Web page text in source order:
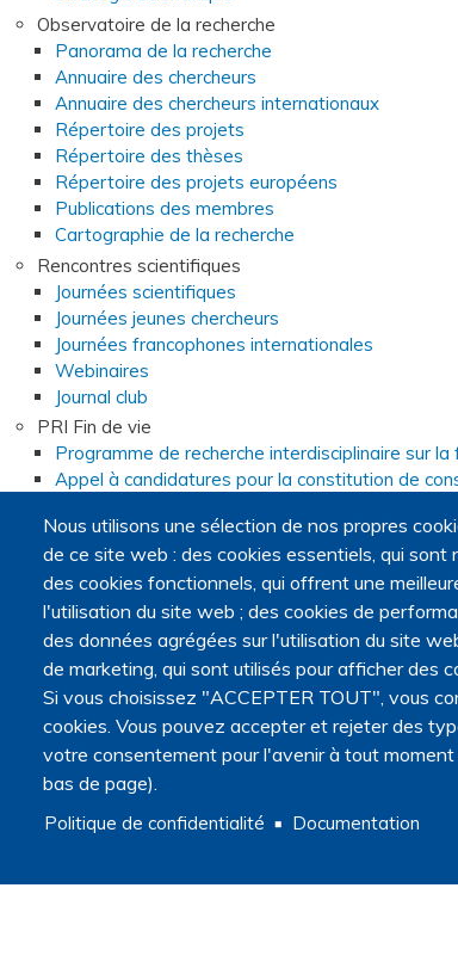
Nous utilisons une sélection de nos propres
de ce site web : des cookies essentiels, qui sont
des cookies fonctionnels, qui offrent une
l'utilisation du site web ; des cookies de
des données agrégées sur l'utilisation du site
de marketing, qui sont utilisés pour afficher des
Si vous choisissez "ACCEPTER TOUT", vous
cookies. Vous pouvez accepter et rejeter des
votre consentement pour l'avenir à tout
bas de page).
Politique de confidentialité Documentation
Observatoire de la recherche
Panorama de la recherche
Annuaire des chercheurs
Annuaire des chercheurs internationaux
Répertoire des projets
Répertoire des thèses
Répertoire des projets européens
Publications des membres
Cartographie de la recherche
Rencontres scientifiques
Journées scientifiques
Journées jeunes chercheurs
Journées francophones internationales
Webinaires
Journal club
PRI Fin de vie
Programme de recherche interdisciplinaire sur la
Appel à candidatures pour la constitution de
Webinaires du programme de recherche
Foire aux questions sur l'appel à candidatures
Opportunités
Appels à projets
Appels à communications
Appels à articles
Master recherche Fins de vie et médecine
Annonces
Navigation secondaire
Actualités
Agenda
Recherche qualitative ou quantitative ?